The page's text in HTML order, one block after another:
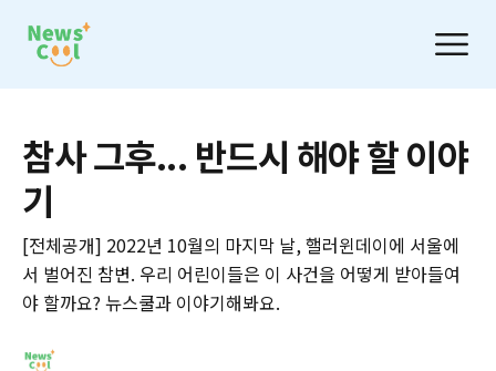
참사 그후... 반드시 해야 할 이야
기
[전체공개] 2022년 10월의 마지막 날, 핼러윈데이에 서울에
서 벌어진 참변. 우리 어린이들은 이 사건을 어떻게 받아들여
야 할까요? 뉴스쿨과 이야기해봐요.